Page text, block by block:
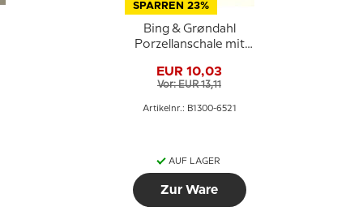
SPARREN 23%
Bing & Grøndahl
Porzellanschale mit
EUR 10,03
Vor: EUR 13,11
Artikelnr.: B1300-6521
AUF LAGER
Zur Ware